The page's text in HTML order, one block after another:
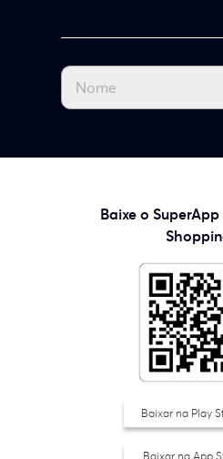
Baixe o
Baixar na Play
Baixar na App